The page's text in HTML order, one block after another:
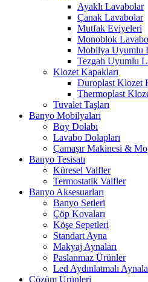
Ayaklı Lavabolar
Çanak Lavabolar
Mutfak Eviyeleri
Monoblok
Mobilya Uyumlu
Tezgah Uyumlu
Klozet Kapakları
Duroplast Klozet
Thermoplast
Tuvalet Taşları
Banyo Mobilyaları
Boy Dolabı
Lavabo Dolapları
Çamaşır Makinesi &
Banyo Tesisatı
Küresel Valfler
Termostatik Valfler
Banyo Aksesuarları
Banyo Setleri
Çöp Kovaları
Köşe Sepetleri
Standart Ayna
Makyaj Aynaları
Paslanmaz Ürünler
Led Aydınlatmalı
Çözüm Ürünleri